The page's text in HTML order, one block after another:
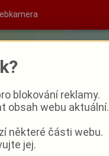
blokování reklamy.
obsah webu aktuální.
některé části webu.
jej.